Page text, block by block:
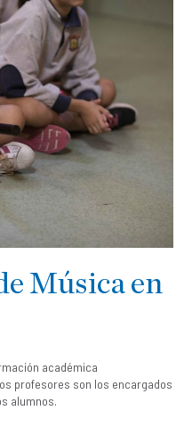
Música en
académica
profesores son los encargados
alumnos.